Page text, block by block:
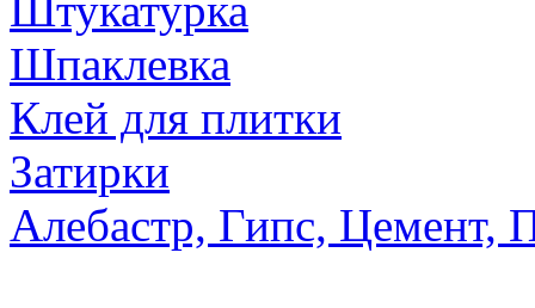
Шпаклевка
Клей для плитки
Затирки
Алебастр, Гипс, Цемент,